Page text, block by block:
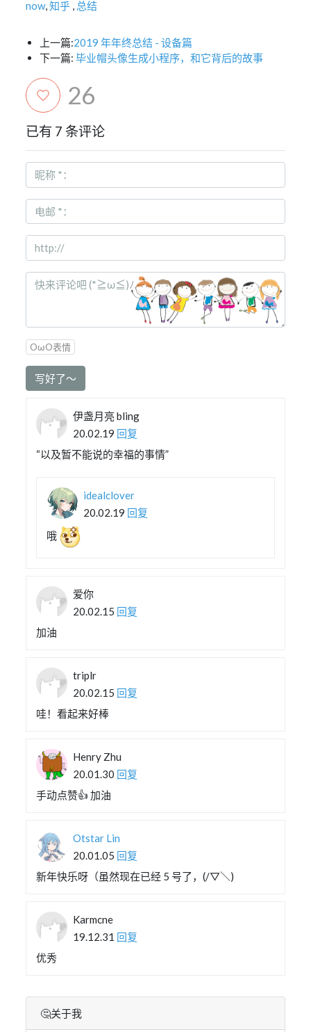
now,知乎 , 总结
上一篇:2019 年年终总结 - 设备篇
下一篇: 毕业帽头像生成小程序，和它背后的故事
26
已有 7 条评论
OωO表情
写好了～
伊盏月亮 bling
20.02.19 回复
“以及暂不能说的幸福的事情”
idealclover
20.02.19 回复
哦
爱你
20.02.15 回复
加油
triplr
20.02.15 回复
哇！看起来好棒
Henry Zhu
20.01.30 回复
手动点赞👍 加油
Otstar Lin
20.01.05 回复
新年快乐呀（虽然现在已经 5 号了，(/▽＼)
Karmcne
19.12.31 回复
优秀
🤔关于我